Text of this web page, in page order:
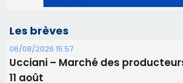
Corte – L’association A Nuciola
projection sous les étoiles
06/08/2026 15:04
Alata - Soirée Tango Argentin au
Benedetto